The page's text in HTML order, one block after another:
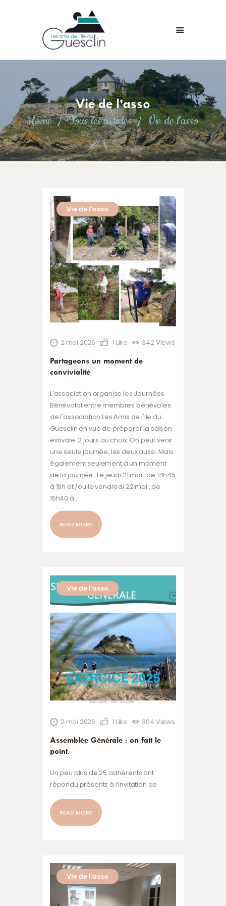
Vie de l’asso
Home
Tous les articles Vie de l’asso
LES AMIS DE L'ÎLE DU GUESCLIN
LE FORT ET L’ÎLE
ASSOCIATION
ADHÉSION
ANIMATIONS
ACTUALITÉS
CONTACT
Vie de l'asso
2 mai 2026 1 Like 342Views
Partageons un moment de
convivialité
L'association organise les Journées
Bénévolat entre membres bénévoles
de l'association Les Amis de l'Ile du
Guesclin en vue de préparer la saison
estivale. 2 jours au choix. On peut venir
une seule journée, les deux aussi. Mais
également seulement à un moment
de la journée. Le jeudi 21 mai : de 14h45
à 19h et /ou le vendredi 22 mai : de
15h40 à…
READ MORE
Vie de l'asso
2 mai 2026 1 Like 304 Views
Assemblée Générale : on fait le
point.
Un peu plus de 25 adhérents ont
répondu présents à l’invitation de
Des fidèles mais aussi des personnes
ayant découvert l’association lors des
présenté le bilan de la saison 2025 et
les projets de l’association pour 2026.
BILAN 2025 2025…
READ MORE
Vie de l'asso